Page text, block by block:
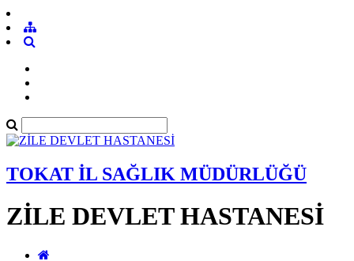
TOKAT İL SAĞLIK MÜDÜRLÜĞÜ
ZİLE DEVLET HASTANESİ